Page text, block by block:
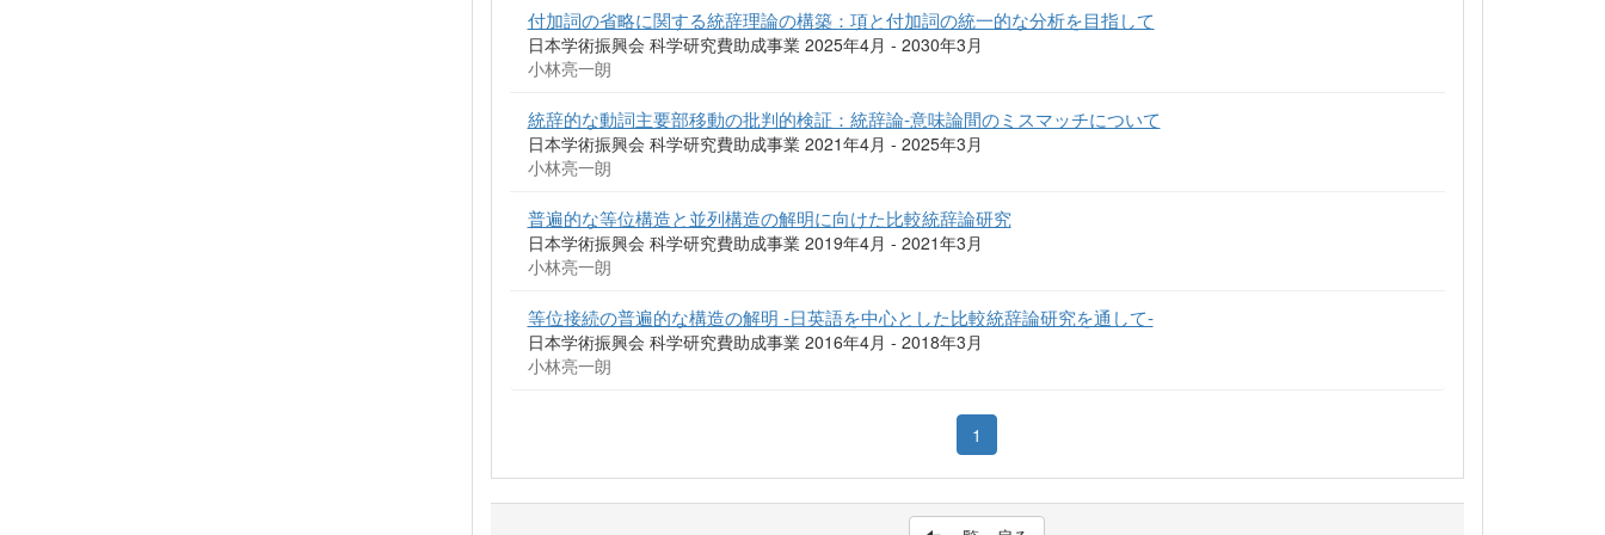
付加詞の省略に関する統辞理論の構築：項と付加詞の統一的な分析を目指して
日本学術振興会 科学研究費助成事業 2025年4月 - 2030年3月
小林亮一朗
統辞的な動詞主要部移動の批判的検証：統辞論-意味論間のミスマッチについて
日本学術振興会 科学研究費助成事業 2021年4月 - 2025年3月
小林亮一朗
普遍的な等位構造と並列構造の解明に向けた比較統辞論研究
日本学術振興会 科学研究費助成事業 2019年4月 - 2021年3月
小林亮一朗
等位接続の普遍的な構造の解明 -日英語を中心とした比較統辞論研究を通して-
日本学術振興会 科学研究費助成事業 2016年4月 - 2018年3月
小林亮一朗
1